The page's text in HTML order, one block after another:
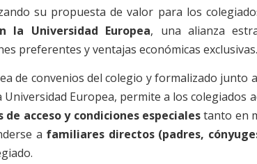
su propuesta de valor para los
la Universidad Europea, una alianza
preferentes y ventajas económicas exclusivas.
de convenios del colegio y formalizado junto
Europea, permite a los colegiados
acceso y condiciones especialestanto en
a familiares directos (padres,